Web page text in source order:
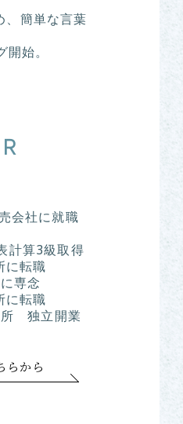
、簡単な言葉
始。
会社に就職
計算3級取得
転職
専念
転職
独立開業
らから